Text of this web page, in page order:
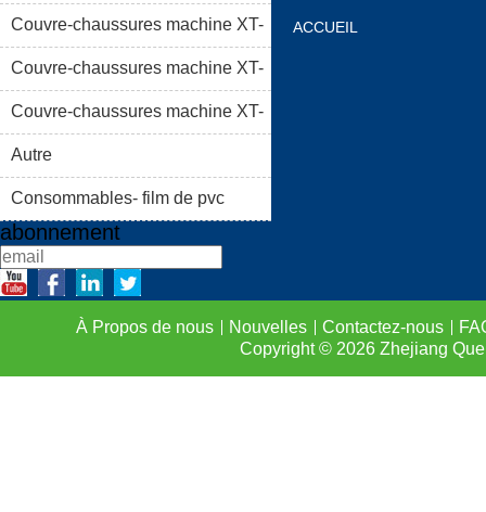
Couvre-chaussures machine XT-
46C
Couvre-chaussures machine XT-
46B (i)
Couvre-chaussures machine XT-
46B (II)
Autre
Consommables- film de pvc
abonnement
ACCUEIL
À Propos de nous Nouvelles Contactez-nous
Copyright © 2026Zhejiang